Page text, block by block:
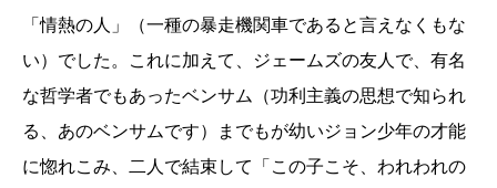
「情熱の人」（一種の暴走機関車であると言えなくもな
い）でした。これに加えて、ジェームズの友人で、有名
な哲学者でもあったベンサム（功利主義の思想で知られ
る、あのベンサムです）までもが幼いジョン少年の才能
に惚れこみ、二人で結束して「この子こそ、われわれの